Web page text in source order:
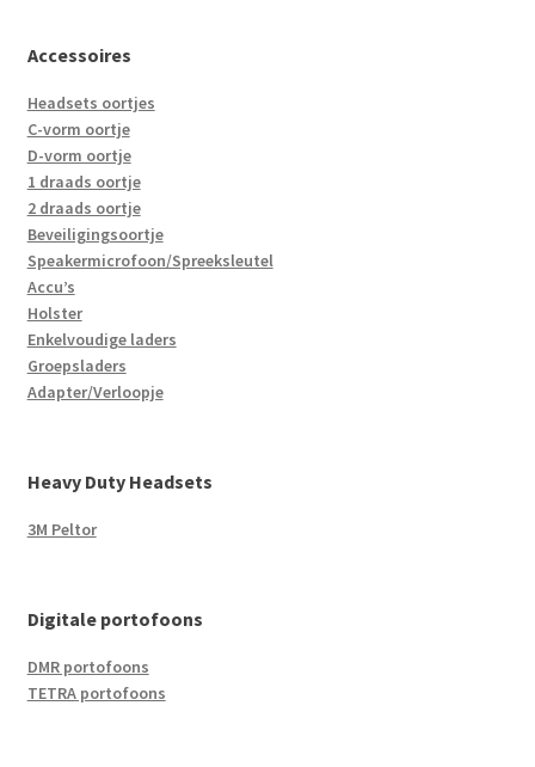
Accessoires
Headsets oortjes
C-vorm oortje
D-vorm oortje
1 draads oortje
2 draads oortje
Beveiligingsoortje
Speakermicrofoon/Spreeksleutel
Accu’s
Holster
Enkelvoudige laders
Groepsladers
Adapter/Verloopje
Heavy Duty Headsets
3M Peltor
Digitale portofoons
DMR portofoons
TETRA portofoons